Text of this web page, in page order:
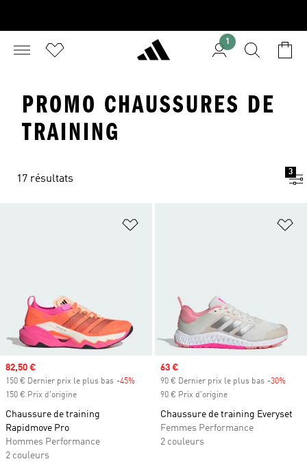
1
PROMO CHAUSSURES DE
TRAINING
17 résultats
3
Ajouter à la Liste de produits
Prix soldé
82,50 €
150 € Dernier prix le plus bas -45%
150 € Prix d'origine
Chaussure de training
Rapidmove Pro
Hommes Performance
2 couleurs
Prix soldé
63 €
90 € Dernier prix le plus bas -30%
90 € Prix d'origine
Chaussure de training Everyset
Femmes Performance
2 couleurs